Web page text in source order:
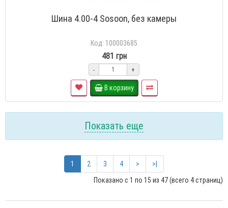
Шина 4.00-4 Sosoon, без камеры
Код: 100003685
481 грн
- +
В корзину
Показать еще
1 2 3 4 >
>|
Показано с 1 по 15 из 47 (всего 4 страниц)